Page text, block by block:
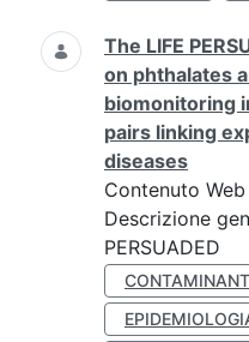
The LIFE
on phthalates
biomonitoring
pairs linking
diseases
Contenuto Web
Descrizione
PERSUADED